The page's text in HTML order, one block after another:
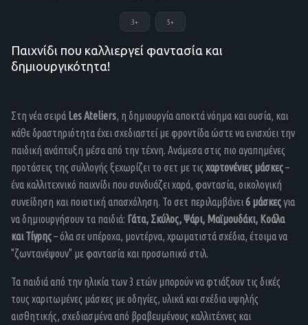
3+ 5+
Παιχνίδι που καλλιεργεί φαντασία και
δημιουργικότητα!
Στη νέα σειρά Les Ateliers, η δημιουργία αποκτά νόημα και ουσία, και
κάθε δραστηριότητα έχει σχεδιαστεί με φροντίδα ώστε να ενισχύει την
παιδική ανάπτυξη μέσα από την τέχνη. Ανάμεσα στις πιο αγαπημένες
προτάσεις της συλλογής ξεχωρίζει το σετ με τις χαρτονένιες μάσκες–
ένα καλλιτεχνικό παιχνίδι που συνδυάζει χαρά, φαντασία, οικολογική
συνείδηση και ποιοτική απασχόληση. Το σετ περιλαμβάνει6 μάσκεςγια
να δημιουργήσουν τα παιδιά: Γάτα, Σκύλος, Ψάρι, Μαϊμουδάκι, Κοάλα
και Τίγρης– όλα σε υπέροχα, μοντέρνα, χρωματιστά σχέδια, έτοιμα να
"ζωντανέψουν" με φαντασία και προσωπικό στιλ.
Τα παιδιά από την ηλικία των 3 ετών μπορούν να φτιάξουν τις δικές
τους χαριτωμένες μάσκες με οδηγίες, υλικά και σχέδια υψηλής
αισθητικής, σχεδιασμένα από βραβευμένους καλλιτέχνες και